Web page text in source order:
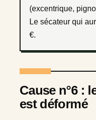
(excentrique,
Le sécateur qui
€.
Cause n°6 :
est déformé